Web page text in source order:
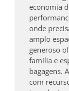
economia
onde
amplo
generoso
família e
bagagens.
com